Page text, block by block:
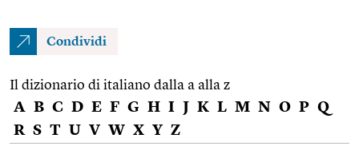
Condividi
Il dizionario di italiano dalla a alla z
A B C D E F G H I J K L M N O P Q
R S T U V W X Y Z